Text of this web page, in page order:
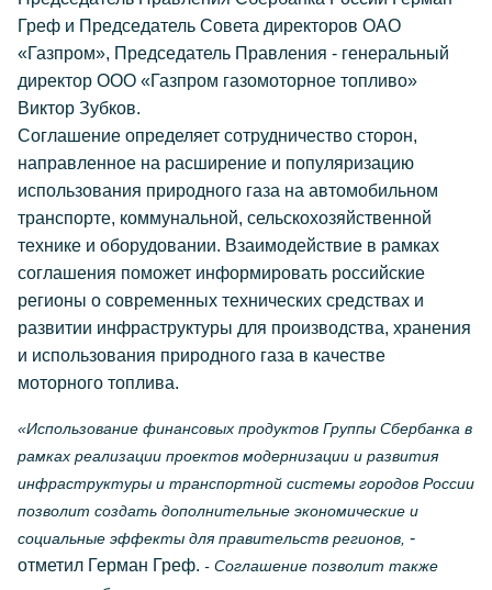
Греф и Председатель Совета директоров ОАО
«Газпром», Председатель Правления - генеральный
директор ООО «Газпром газомоторное топливо»
Виктор Зубков.
Соглашение определяет сотрудничество сторон,
направленное на расширение и популяризацию
использования природного газа на автомобильном
транспорте, коммунальной, сельскохозяйственной
технике и оборудовании. Взаимодействие в рамках
соглашения поможет информировать российские
регионы о современных технических средствах и
развитии инфраструктуры для производства, хранения
и использования природного газа в качестве
моторного топлива.
«Использование финансовых продуктов Группы Сбербанка в
рамках реализации проектов модернизации и развития
инфраструктуры и транспортной системы городов России
позволит создать дополнительные экономические и
социальные эффекты для правительств регионов, -
отметил Герман Греф. - Соглашение позволит также